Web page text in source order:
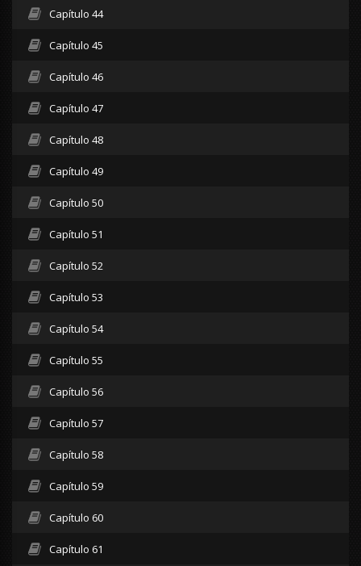
Capítulo 44
Capítulo 45
Capítulo 46
Capítulo 47
Capítulo 48
Capítulo 49
Capítulo 50
Capítulo 51
Capítulo 52
Capítulo 53
Capítulo 54
Capítulo 55
Capítulo 56
Capítulo 57
Capítulo 58
Capítulo 59
Capítulo 60
Capítulo 61